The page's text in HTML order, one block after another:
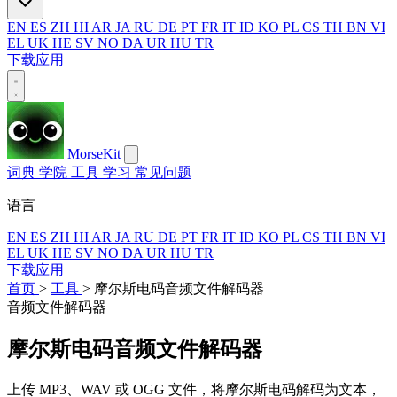
EN ES ZH HI AR JA RU DE PT FR IT ID KO PL CS TH BN VI
EL UK HE SV NO DA UR HU TR
下载应用
MorseKit
词典 学院 工具 学习 常见问题
语言
EN ES ZH HI AR JA RU DE PT FR IT ID KO PL CS TH BN VI
EL UK HE SV NO DA UR HU TR
下载应用
首页 > 工具 > 摩尔斯电码音频文件解码器
音频文件解码器
摩尔斯电码音频文件解码器
上传 MP3、WAV 或 OGG 文件，将摩尔斯电码解码为文本，